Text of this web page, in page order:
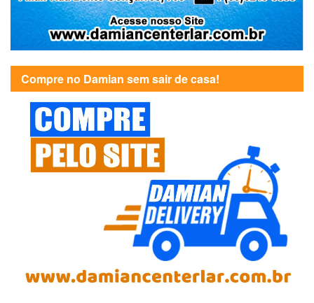
Compre no Damian sem sair de casa!